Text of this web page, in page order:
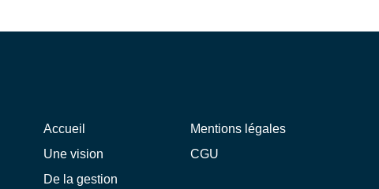
Accueil
Une vision
De la gestion
Mentions légales
CGU